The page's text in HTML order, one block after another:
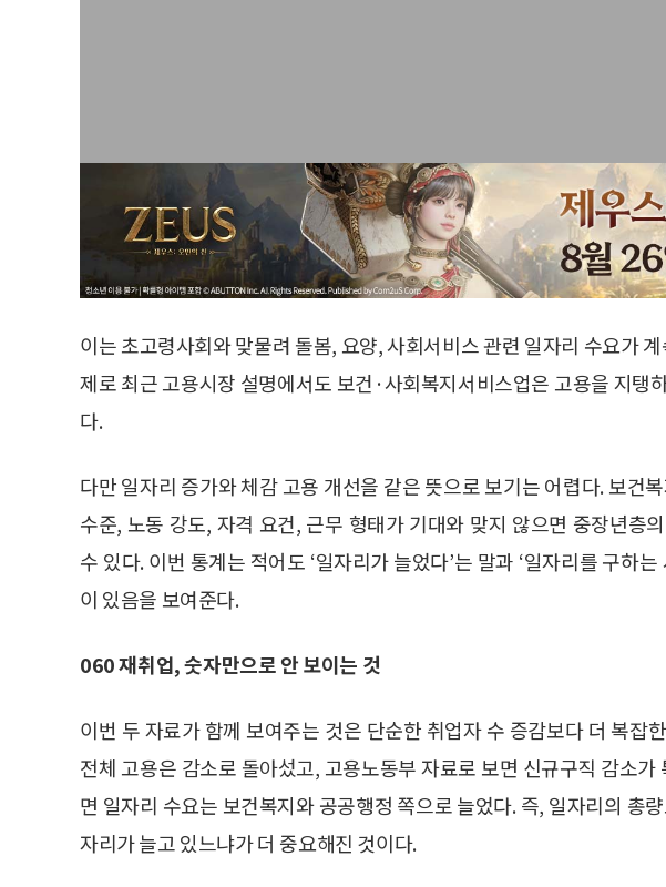
이는 초고령사회와 맞물려 돌봄, 요양, 사회서비스 관련 일자리 수요가
제로 최근 고용시장 설명에서도 보건·사회복지서비스업은 고용을 지탱
다.
다만 일자리 증가와 체감 고용 개선을 같은 뜻으로 보기는 어렵다. 보건
수준, 노동 강도, 자격 요건, 근무 형태가 기대와 맞지 않으면 중장년층
수 있다. 이번 통계는 적어도 ‘일자리가 늘었다’는 말과 ‘일자리를 구하
이 있음을 보여준다.
060 재취업, 숫자만으로 안 보이는 것
이번 두 자료가 함께 보여주는 것은 단순한 취업자 수 증감보다 더 복잡
전체 고용은 감소로 돌아섰고, 고용노동부 자료로 보면 신규구직 감소
면 일자리 수요는 보건복지와 공공행정 쪽으로 늘었다. 즉, 일자리의 총
자리가 늘고 있느냐가 더 중요해진 것이다.